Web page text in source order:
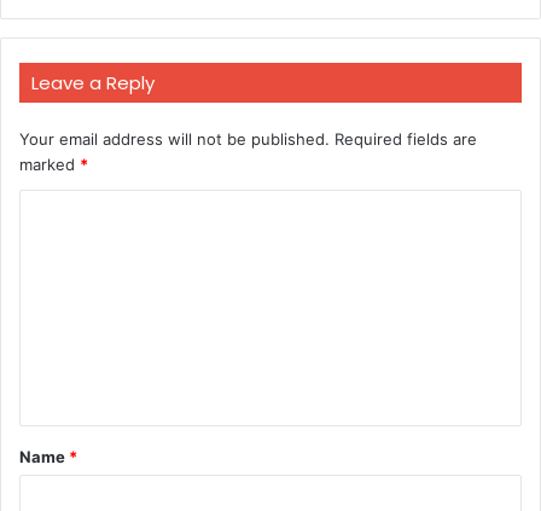
Leave a Reply
Your email address will not be published. Required fields are
marked *
t
*
Name *